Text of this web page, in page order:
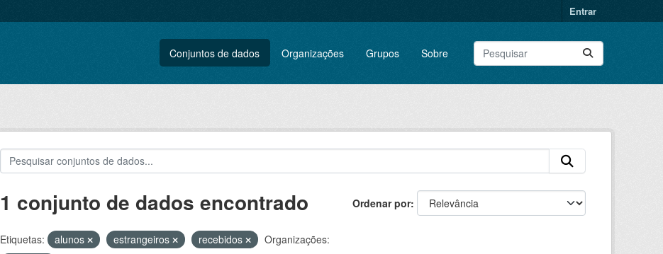
Entrar
Conjuntos de dados Organizações Grupos Sobre
Ordenar por
1 conjunto de dados encontrado
Etiquetas: alunos estrangeiros recebidos
Organizações: